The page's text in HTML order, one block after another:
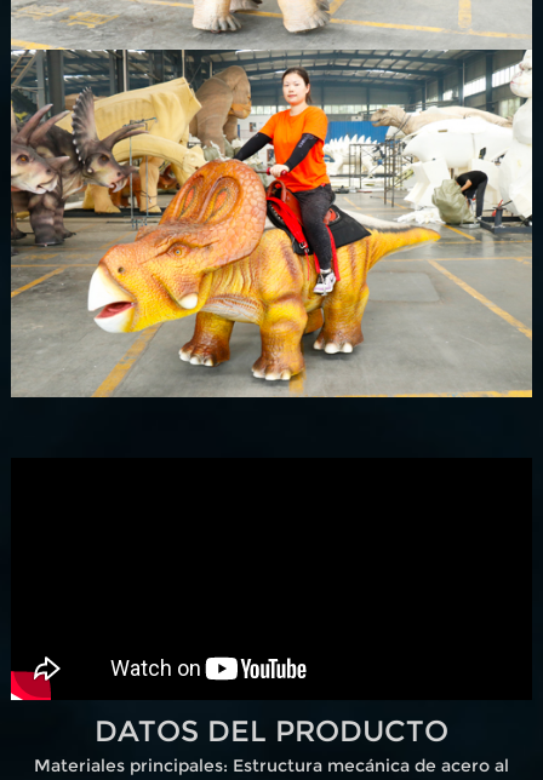
DATOS DEL PRODUCTO
Materiales principales: Estructura mecánica de acero al